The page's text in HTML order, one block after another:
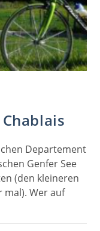
Departement
Genfer See
(den kleineren
mal). Wer auf